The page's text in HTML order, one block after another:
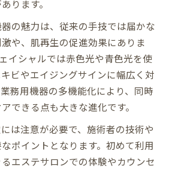
ります。
の魅力は、従来の手技では届かな
や、肌再生の促進効果にありま
イシャルでは赤色光や青色光を使
ビやエイジングサインに幅広く対
務用機器の多機能化により、同時
できる点も大きな進化です。
は注意が必要で、施術者の技術や
ポイントとなります。初めて利用
エステサロンでの体験やカウンセ